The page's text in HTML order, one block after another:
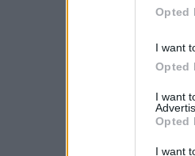
Opted
I want
Opted
I want
Opted
I want